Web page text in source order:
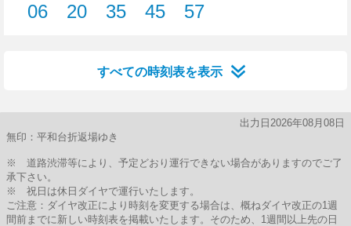
06
20
35
45
57
すべての時刻表を表示
出力日2026年08月08日
無印：平和台折返場ゆき
※ 道路渋滞等により、予定どおり運行できない場合がありますのでご了
承下さい。
※ 祝日は休日ダイヤで運行いたします。
ご注意：ダイヤ改正により時刻を変更する場合は、概ねダイヤ改正の1週
間前までに新しい時刻表を掲載いたします。そのため、1週間以上先の日